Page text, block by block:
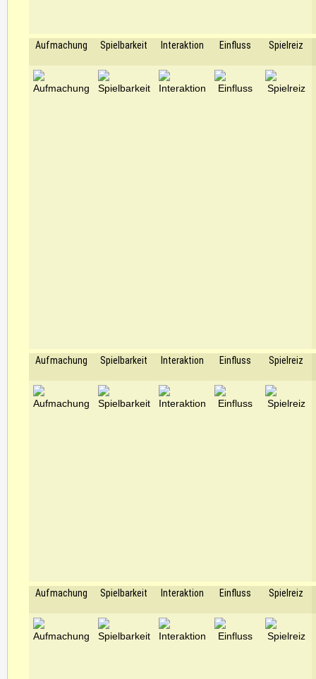
Aufmachung Spielbarkeit Interaktion Einfluss Spielreiz
Aufmachung Spielbarkeit Interaktion Einfluss Spielreiz
Aufmachung Spielbarkeit Interaktion Einfluss Spielreiz